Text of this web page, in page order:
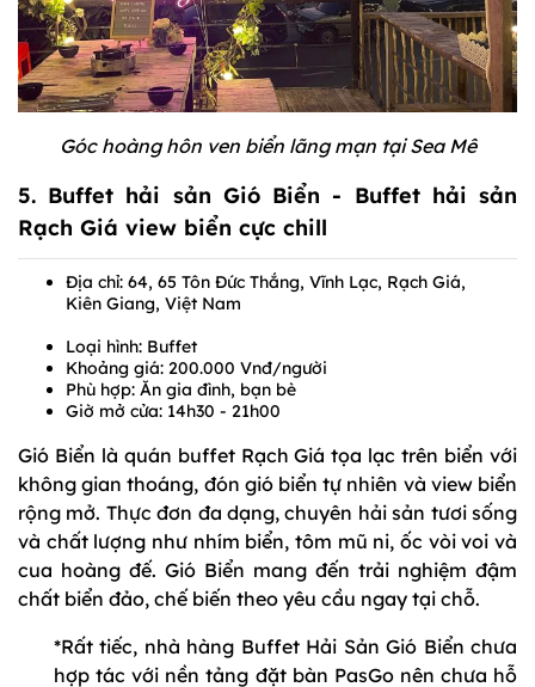
Góc hoàng hôn ven biển lãng mạn tại Sea Mê
5. Buffet hải sản Gió Biển - Buffet hải sản
Rạch Giá view biển cực chill
Địa chỉ: 64, 65 Tôn Đức Thắng, Vĩnh Lạc, Rạch Giá,
Kiên Giang, Việt Nam
Loại hình: Buffet
Khoảng giá: 200.000 Vnđ/người
Phù hợp: Ăn gia đình, bạn bè
Giờ mở cửa: 14h30 - 21h00
Gió Biển là quán buffet Rạch Giá tọa lạc trên biển với
không gian thoáng, đón gió biển tự nhiên và view biển
rộng mở. Thực đơn đa dạng, chuyên hải sản tươi sống
và chất lượng như nhím biển, tôm mũ ni, ốc vòi voi và
cua hoàng đế. Gió Biển mang đến trải nghiệm đậm
chất biển đảo, chế biến theo yêu cầu ngay tại chỗ.
*Rất tiếc, nhà hàng Buffet Hải Sản Gió Biển chưa
hợp tác với nền tảng đặt bàn PasGo nên chưa hỗ